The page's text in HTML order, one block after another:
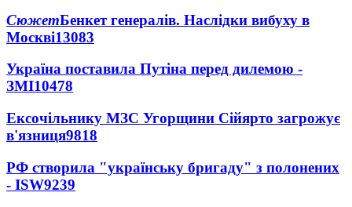
СюжетБенкет генералів. Наслідки вибуху в
Москві13083
Україна поставила Путіна перед дилемою -
ЗМІ10478
Ексочільнику МЗС Угорщини Сійярто загрожує
в'язниця9818
РФ створила "українську бригаду" з полонених
- ISW9239